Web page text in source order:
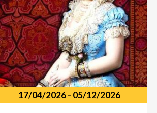
17/04/2026- 05/12/2026